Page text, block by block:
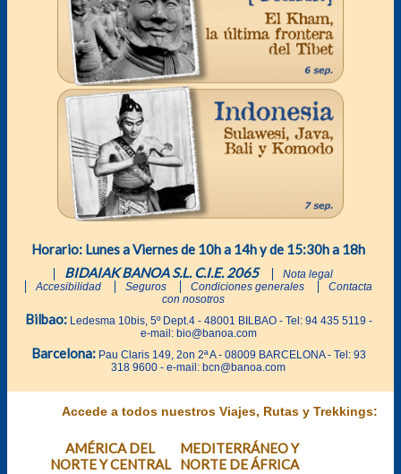
Horario: Lunes a Viernes de 10h a 14h y de 15:30h a 18h
BIDAIAK BANOA S.L. C.I.E. 2065
Nota legal
Accesibilidad
Seguros Condiciones generales
Contacta
con nosotros
Bilbao:Ledesma 10bis, 5º Dept.4 - 48001 BILBAO - Tel: 94 435 5119 -
e-mail: bio@banoa.com
Barcelona:Pau Claris 149, 2on 2ª A - 08009 BARCELONA - Tel: 93
318 9600 - e-mail: bcn@banoa.com
Accede a todos nuestros Viajes, Rutas y Trekkings:
AMÉRICA DEL
NORTE Y CENTRAL
MEDITERRÁNEO Y
NORTE DE ÁFRICA